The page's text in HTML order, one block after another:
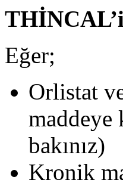
Eğer;
Orlistat
maddeye
bakınız)
Kronik